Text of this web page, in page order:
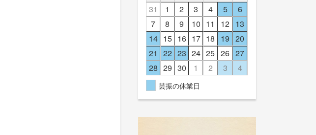
31
1 2 3 4 5
6
7
8 9 10 11 12 13
14 15 16 17 18 19 20
21
22 23 24 25 26 27
28 29 30 1 2 3 4
芸振の休業日